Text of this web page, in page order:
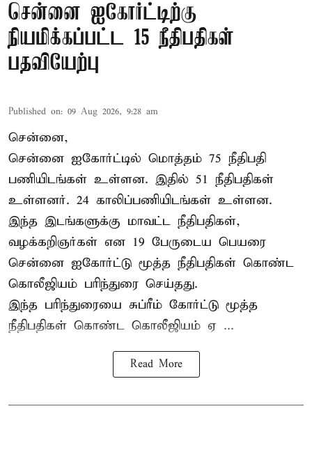
சென்னை ஐகோர்ட்டிற்கு
நியமிக்கப்பட்ட 15 நீதிபதிகள்
பதவியேற்பு
Published on: 09 Aug 2026, 9:28 am
சென்னை,
சென்னை ஐகோர்ட்டில் மொத்தம் 75 நீதிபதி
பணியிடங்கள் உள்ளன. இதில் 51 நீதிபதிகள்
உள்ளனர். 24 காலிப்பணியிடங்கள் உள்ளன.
இந்த இடங்களுக்கு மாவட்ட நீதிபதிகள்,
வழக்கறிஞர்கள் என 19 பேருடைய பெயரை
சென்னை ஐகோர்ட்டு மூத்த நீதிபதிகள் கொண்ட
கொலீஜியம் பரிந்துரை செய்தது.
இந்த பரிந்துரையை சுப்ரீம் கோர்ட்டு மூத்த
நீதிபதிகள் கொண்ட கொலீஜியம் ஏ ...
Read More